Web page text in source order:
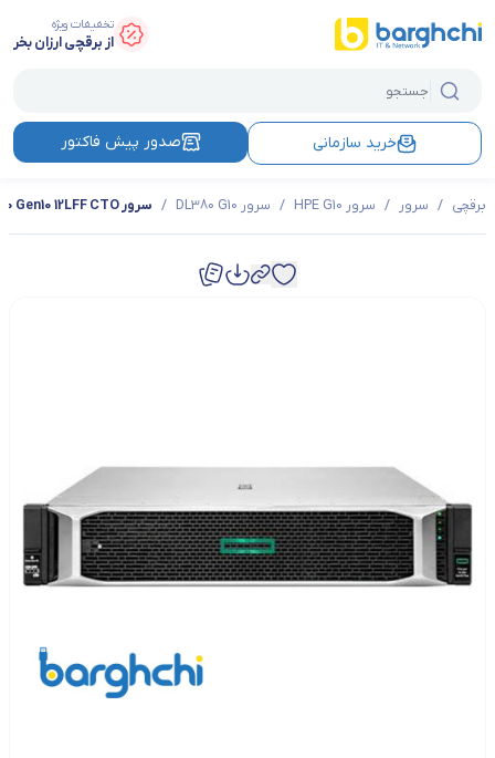
تخفیفات ویژه
از برقچی ارزان بخر
خرید سازمانی صدور پیش فاکتور
برقچی / سرور / سرور HPE G10 / سرور DL380 G10 / سرور HPE ProLiant DL380 Gen10 12LFF CTO مدل P19718-B21